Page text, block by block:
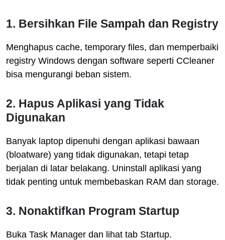
1. Bersihkan File Sampah dan Registry
Menghapus cache, temporary files, dan memperbaiki
registry Windows dengan software seperti CCleaner
bisa mengurangi beban sistem.
2. Hapus Aplikasi yang Tidak
Digunakan
Banyak laptop dipenuhi dengan aplikasi bawaan
(bloatware) yang tidak digunakan, tetapi tetap
berjalan di latar belakang. Uninstall aplikasi yang
tidak penting untuk membebaskan RAM dan storage.
3. Nonaktifkan Program Startup
Buka Task Manager dan lihat tab Startup.